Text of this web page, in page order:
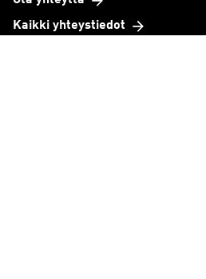
Kaikki yhteystiedot